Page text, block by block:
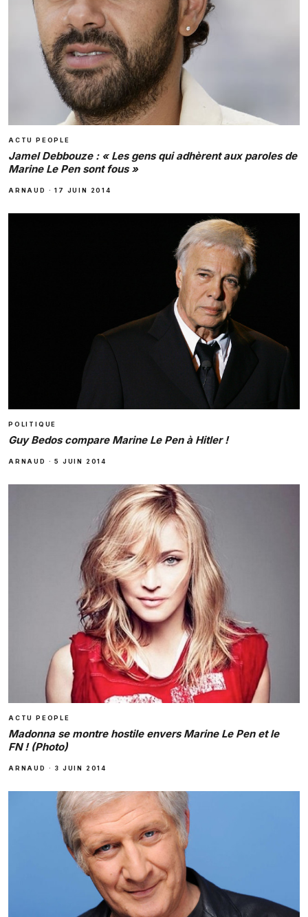
ACTU PEOPLE
Jamel Debbouze : « Les gens qui adhèrent aux paroles de
Marine Le Pen sont fous »
ARNAUD ·17 JUIN 2014
POLITIQUE
Guy Bedos compare Marine Le Pen à Hitler !
ARNAUD ·5 JUIN 2014
ACTU PEOPLE
Madonna se montre hostile envers Marine Le Pen et le
FN ! (Photo)
ARNAUD · 3 JUIN 2014